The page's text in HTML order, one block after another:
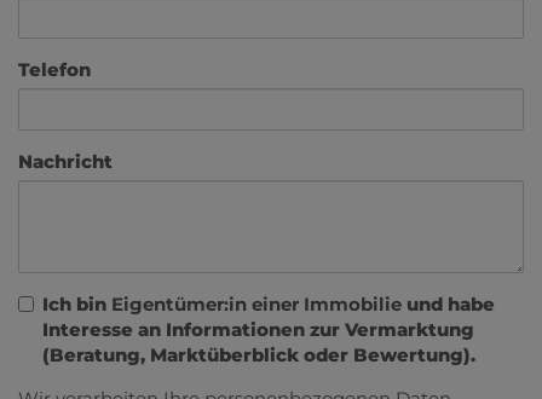
Telefon
Nachricht
Ich bin Eigentümer:in einer Immobilie und habe
Interesse an Informationen zur Vermarktung
(Beratung, Marktüberblick oder Bewertung).